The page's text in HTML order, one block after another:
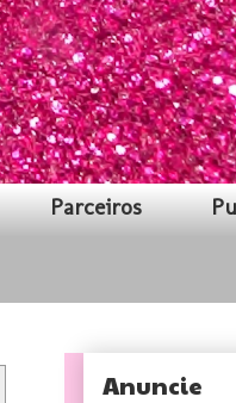
Parceiros
Anuncie